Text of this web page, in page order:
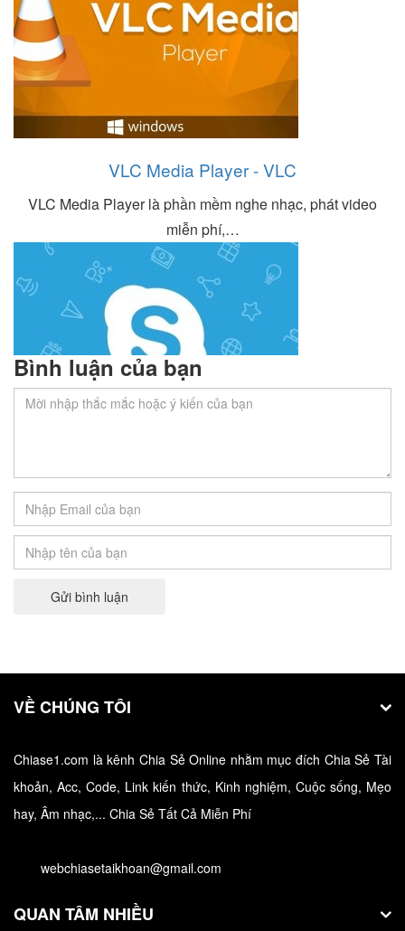
VLC Media Player - VLC
VLC Media Player là phần mềm nghe nhạc, phát video
miễn phí,…
năm 2022
Skype 8.82 là ứng dụng nhắn tin, gọi điện, gọi video
Hướng dẫn tải và cài đặt và sử dụng 3uTools
3uTools là công cụ giúp người dùng có thể giao tiếp
Bình luận của bạn
Gửi bình luận
VỀ CHÚNG TÔI
Chiase1.com là kênh Chia Sẻ Online nhằm mục đích Chia Sẻ Tài
khoản, Acc, Code, Link kiến thức, Kinh nghiệm, Cuộc sống, Mẹo
hay, Âm nhạc,... Chia Sẻ Tất Cả Miễn Phí
webchiasetaikhoan@gmail.com
QUAN TÂM NHIỀU